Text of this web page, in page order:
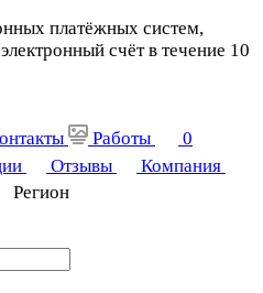
платёжных систем,
счёт в течение 10
Работы
0
Отзывы
Компания
Регион